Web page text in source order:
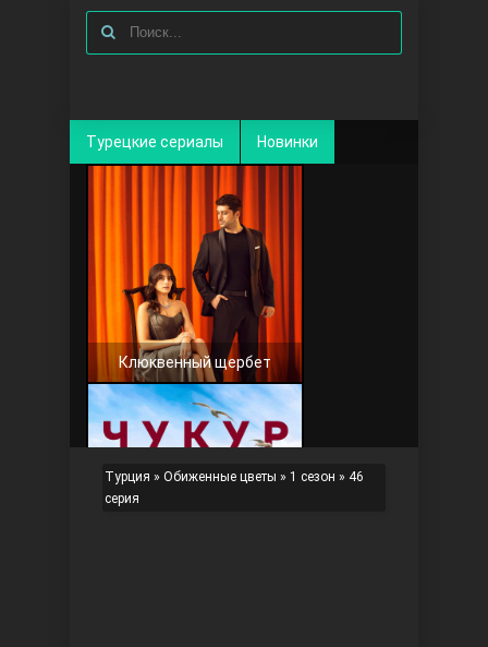
Турецкие сериалы Новинки
Клюквенный щербет
Турция » Обиженные цветы » 1 сезон » 46
серия